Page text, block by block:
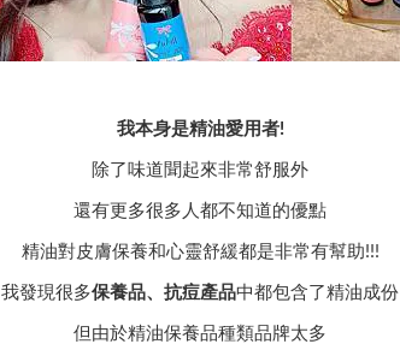
我本身是精油愛用者!
除了味道聞起來非常舒服外
還有更多很多人都不知道的優點
精油對皮膚保養和心靈舒緩都是非常有幫助!!!
我發現很多保養品、抗痘產品中都包含了精油成份
但由於精油保養品種類品牌太多